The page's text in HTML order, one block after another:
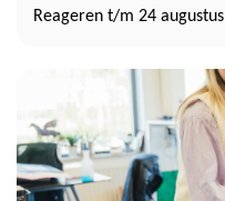
Reageren t/m 24 augustus